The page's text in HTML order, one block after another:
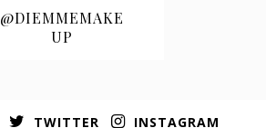
@DIEMMEMAKE
UP
TWITTER INSTAGRAM